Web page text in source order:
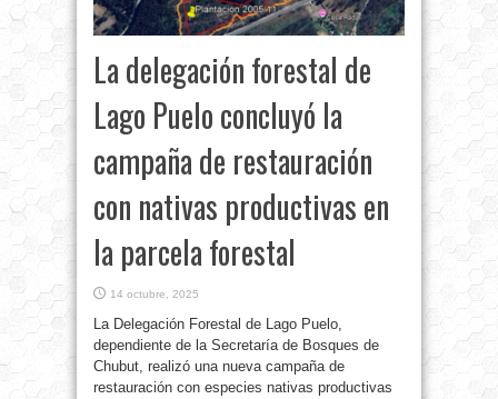
La delegación forestal de
Lago Puelo concluyó la
campaña de restauración
con nativas productivas en
la parcela forestal
14 octubre, 2025
La Delegación Forestal de Lago Puelo,
dependiente de la Secretaría de Bosques de
Chubut, realizó una nueva campaña de
restauración con especies nativas productivas